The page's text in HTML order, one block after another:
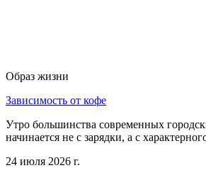
Образ жизни
Зависимость от кофе
Утро большинства современных
начинается не с зарядки, а с
24 июля 2026 г.